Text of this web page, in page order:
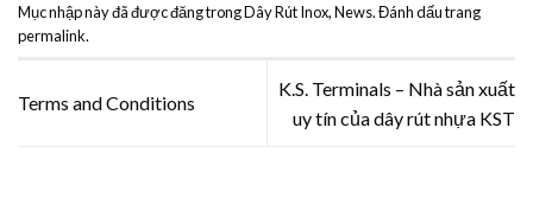
Mục nhập này đã được đăng trongDây Rút Inox,News. Đánh dấu trang
permalink.
Terms and Conditions
K.S. Terminals – Nhà sản xuất
uy tín của dây rút nhựa KST